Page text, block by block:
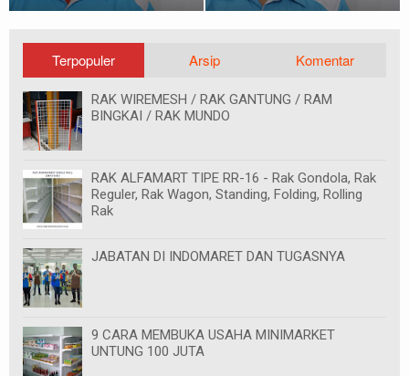
Terpopuler Arsip Komentar
RAK WIREMESH / RAK GANTUNG / RAM
BINGKAI / RAK MUNDO
RAK ALFAMART TIPE RR-16 - Rak Gondola, Rak
Reguler, Rak Wagon, Standing, Folding, Rolling
Rak
JABATAN DI INDOMARET DAN TUGASNYA
9 CARA MEMBUKA USAHA MINIMARKET
UNTUNG 100 JUTA